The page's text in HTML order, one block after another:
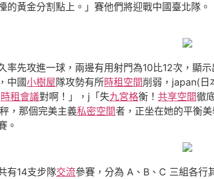
的黃金分割點上。」賽他們將迎戰中國臺北隊
率先攻進一球，兩邊有用射門為10比12次，顯
中國小樹屋隊攻勢有所時租空間削弱，japan(日
時租會議對啊！」，j「失九宮格衡！ 共享空間徹
秤，那個完美主義私密空間者，正坐在她的平衡
。
有14支步隊交流參賽，分為 A、B、C 三組各行